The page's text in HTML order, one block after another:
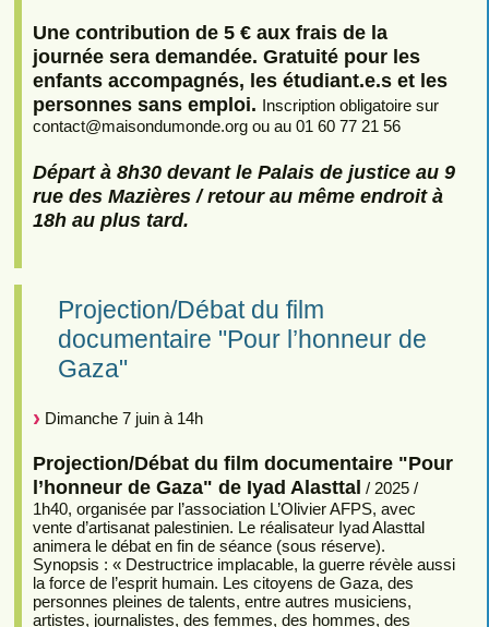
Une contribution de 5 € aux frais de la
journée sera demandée. Gratuité pour les
enfants accompagnés, les étudiant.e.s et les
personnes sans emploi. Inscription obligatoire sur
contact@maisondumonde.org ou au 01 60 77 21 56
Départ à 8h30 devant le Palais de justice au 9
rue des Mazières / retour au même endroit à
18h au plus tard.
Projection/Débat du film
documentaire "Pour l’honneur de
Gaza"
Dimanche 7 juin à 14h
Projection/Débat du film documentaire "Pour
l’honneur de Gaza" de Iyad Alasttal / 2025 /
1h40, organisée par l’association L’Olivier AFPS, avec
vente d’artisanat palestinien. Le réalisateur Iyad Alasttal
animera le débat en fin de séance (sous réserve).
Synopsis : « Destructrice implacable, la guerre révèle aussi
la force de l’esprit humain. Les citoyens de Gaza, des
personnes pleines de talents, entre autres musiciens,
artistes, journalistes, des femmes, des hommes, des